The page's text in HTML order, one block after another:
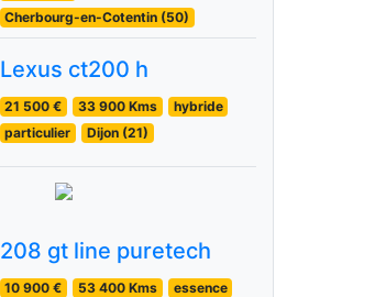
Cherbourg-en-Cotentin (50)
Lexus ct200 h
21 500 € 33 900 Kms
hybride
particulier
Dijon (21)
208 gt line puretech
10 900 € 53 400 Kms
essence